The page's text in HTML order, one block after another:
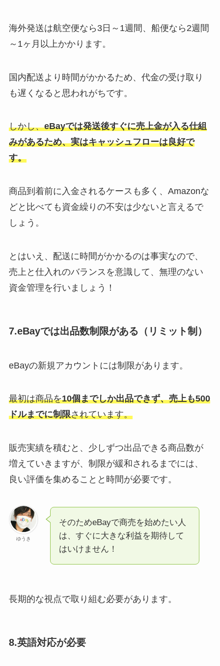
海外発送は航空便なら3日～1週間、船便なら2週間
～1ヶ月以上かかります。
国内配送より時間がかかるため、代金の受け取り
も遅くなると思われがちです。
しかし、eBayでは発送後すぐに売上金が入る仕組
みがあるため、実はキャッシュフローは良好で
す。
商品到着前に入金されるケースも多く、Amazonな
どと比べても資金繰りの不安は少ないと言えるで
しょう。
とはいえ、配送に時間がかかるのは事実なので、
売上と仕入れのバランスを意識して、無理のない
資金管理を行いましょう！
7.eBayでは出品数制限がある（リミット制）
eBayの新規アカウントには制限があります。
最初は商品を10個までしか出品できず、売上も500
ドルまでに制限されています。
販売実績を積むと、少しずつ出品できる商品数が
増えていきますが、制限が緩和されるまでには、
良い評価を集めることと時間が必要です。
ゆうき
そのためeBayで商売を始めたい人
は、すぐに大きな利益を期待して
はいけません！
長期的な視点で取り組む必要があります。
8.英語対応が必要